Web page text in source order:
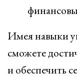
Имея навыки
сможете
и обеспечить